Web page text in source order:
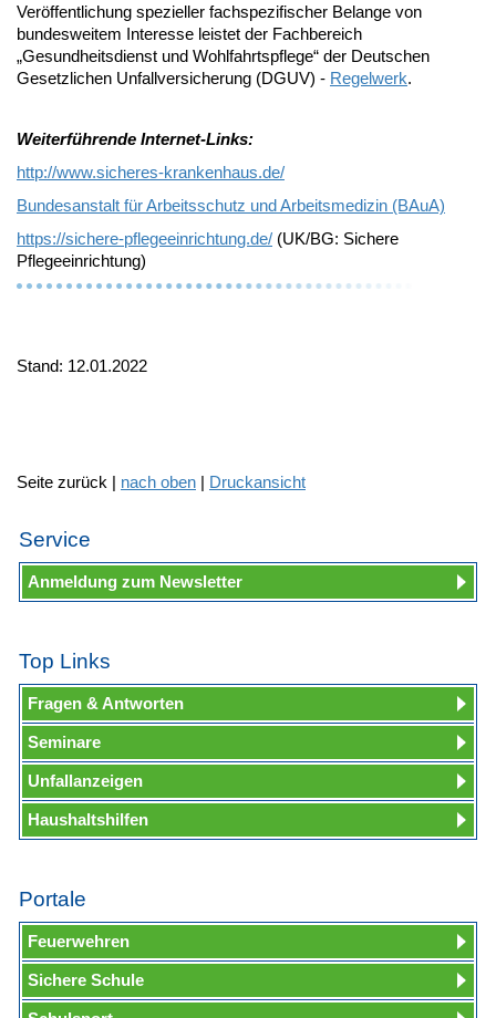
Veröffentlichung spezieller fachspezifischer Belange von
bundesweitem Interesse leistet der Fachbereich
„Gesundheitsdienst und Wohlfahrtspflege“ der Deutschen
Gesetzlichen Unfallversicherung (DGUV) - Regelwerk.
Weiterführende Internet-Links:
http://www.sicheres-krankenhaus.de/
Bundesanstalt für Arbeitsschutz und Arbeitsmedizin (BAuA)
https://sichere-pflegeeinrichtung.de/ (UK/BG: Sichere
Pflegeeinrichtung)
Stand: 12.01.2022
Seite zurück | nach oben | Druckansicht
Service
Anmeldung zum Newsletter
Top Links
Fragen & Antworten
Seminare
Unfallanzeigen
Haushaltshilfen
Portale
Feuerwehren
Sichere Schule